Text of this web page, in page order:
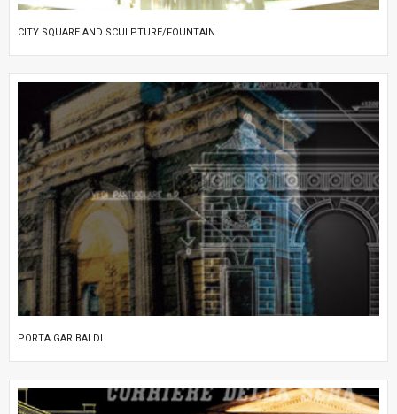
CITY SQUARE AND SCULPTURE/FOUNTAIN
PORTA GARIBALDI